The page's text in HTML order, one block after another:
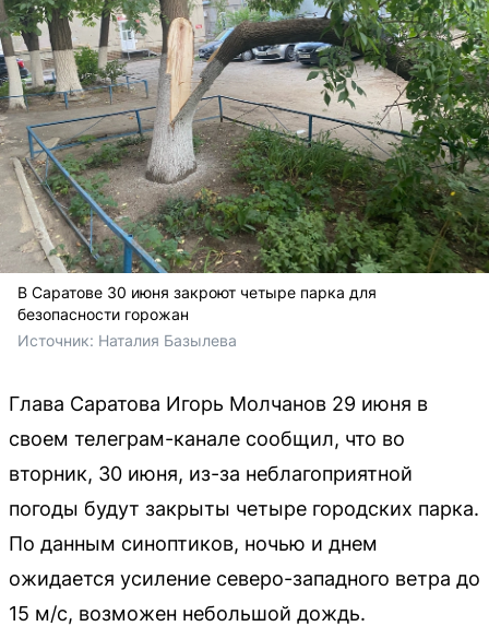
В Саратове 30 июня закроют четыре парка для
безопасности горожан
Источник: Наталия Базылева
Глава Саратова Игорь Молчанов 29 июня в
своем телеграм-канале сообщил, что во
вторник, 30 июня, из-за неблагоприятной
погоды будут закрыты четыре городских парка.
По данным синоптиков, ночью и днем
ожидается усиление северо-западного ветра до
15 м/с, возможен небольшой дождь.